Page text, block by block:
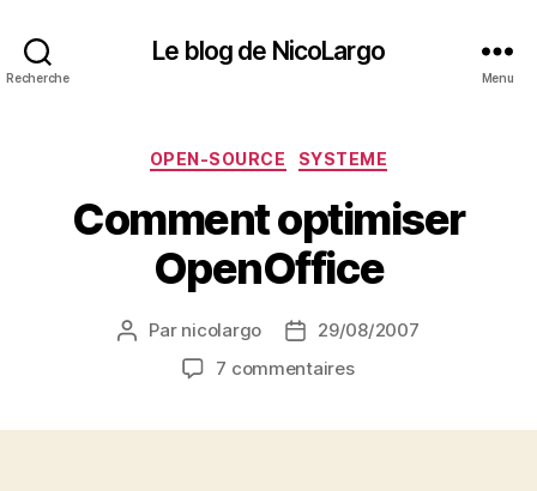
Recherche
Le blog de NicoLargo
Menu
Catégories
OPEN-SOURCE SYSTEME
Comment optimiser
OpenOffice
Auteur
l’article
Par nicolargo
Date29/08/2007
7 commentairessur